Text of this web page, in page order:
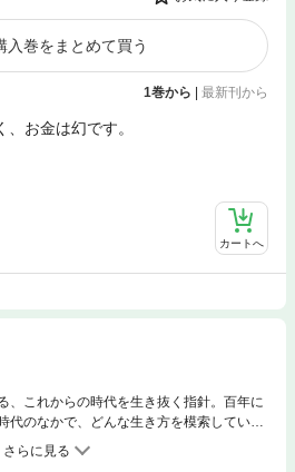
入巻をまとめて買う
1巻から 最新刊から
、お金は幻です。
カートへ
、これからの時代を生き抜く指針。百年に
代のなかで、どんな生き方を模索していけ
ば、豊かさも幸せもつかめない。「日本一
りつくした著者がお金について、人生につ